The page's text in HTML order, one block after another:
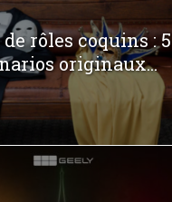
rôles coquins : 5
originaux...